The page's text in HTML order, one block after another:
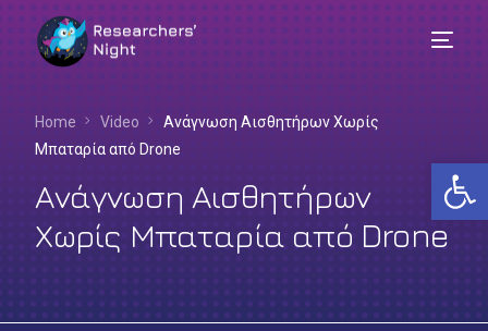
Home Video
Ανάγνωση Αισθητήρων Χωρίς
Μπαταρία από Drone
Ανάγνωση Αισθητήρων
Χωρίς Μπαταρία από Drone